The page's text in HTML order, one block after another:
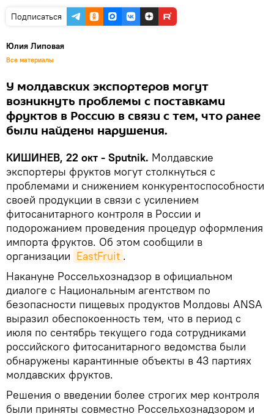
Подписаться
Юлия Липовая
Все материалы
У молдавских экспортеров могут
возникнуть проблемы с поставками
фруктов в Россию в связи с тем, что ранее
были найдены нарушения.
КИШИНЕВ, 22 окт - Sputnik. Молдавские
экспортеры фруктов могут столкнуться с
проблемами и снижением конкурентоспособности
своей продукции в связи с усилением
фитосанитарного контроля в России и
подорожанием проведения процедур оформления
импорта фруктов. Об этом сообщили в
организации EastFruit .
Накануне Россельхознадзор в официальном
диалоге с Национальным агентством по
безопасности пищевых продуктов Молдовы ANSA
выразил обеспокоенность тем, что в период с
июля по сентябрь текущего года сотрудниками
российского фитосанитарного ведомства были
обнаружены карантинные объекты в 43 партиях
молдавских фруктов.
Решения о введении более строгих мер контроля
были приняты совместно Россельхознадзором и